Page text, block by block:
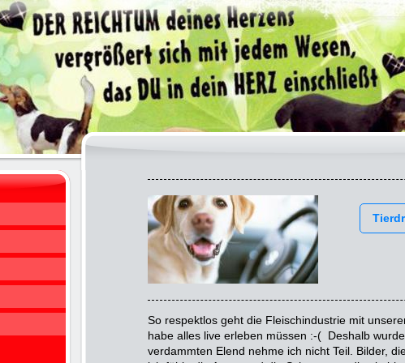
So respektlos geht die Fleischindustrie mit
habe alles live erleben müssen :-( Deshalb
verdammten Elend nehme ich nicht Teil. Bilder,